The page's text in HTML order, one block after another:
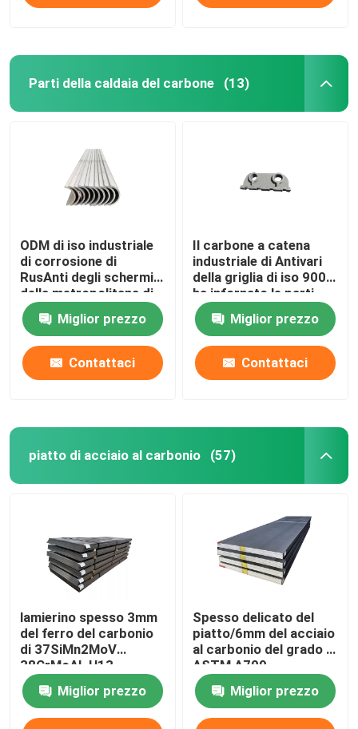
Parti della caldaia del carbone (13)
ODM di iso industriale
di corrosione di
RusAnti degli schermi
della metropolitana di
caldaia della centrale
elettricaMiglior prezzo
Contattaci
Il carbone a catena
industriale di Antivari
della griglia di iso 9001
ha infornato le parti
della caldaia a vapore
Miglior prezzo
Contattaci
piatto di acciaio al carbonio (57)
lamierino spesso 3mm
del ferro del carbonio
di 37SiMn2MoV
38CrMoAL H13
2mm/lamiera d'acciaio
Miglior prezzo
Spesso delicato del
piatto/6mm del acciaio
al carbonio del grado di
ASTM A709
galvanizzato
Miglior prezzo